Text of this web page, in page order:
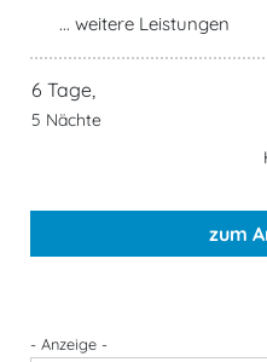
... weitere Leistungen
6 Tage,
5 Nächte
zum
- Anzeige -